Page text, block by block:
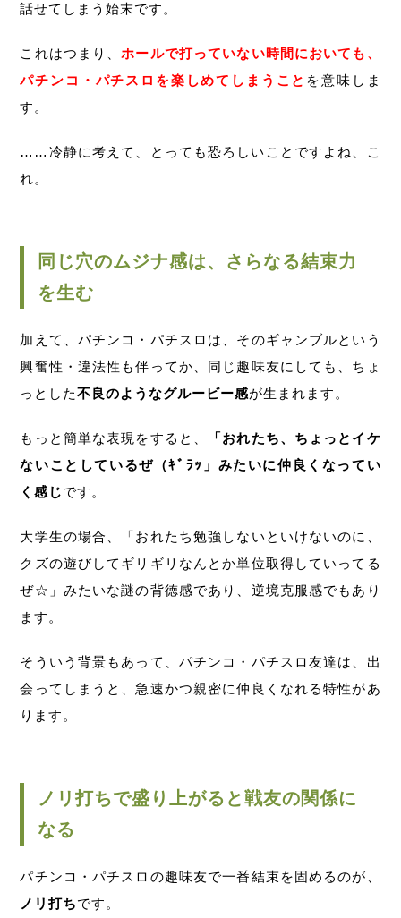
話せてしまう始末です。
これはつまり、ホールで打っていない時間においても、
パチンコ・パチスロを楽しめてしまうこと を意味しま
す。
……冷静に考えて、とっても恐ろしいことですよね、こ
れ。
同じ穴のムジナ感は、さらなる結束力
を生む
加えて、パチンコ・パチスロは、そのギャンブルという
興奮性・違法性も伴ってか、同じ趣味友にしても、ちょ
っとした不良のようなグルービー感が生まれます。
もっと簡単な表現をすると、
「おれたち、ちょっとイケ
ないことしているぜ（ｷﾞﾗｯ」みたいに仲良くなってい
く感じです。
大学生の場合、「おれたち勉強しないといけないのに、
クズの遊びしてギリギリなんとか単位取得していってる
ぜ☆」みたいな謎の背徳感であり、逆境克服感でもあり
ます。
そういう背景もあって、パチンコ・パチスロ友達は、出
会ってしまうと、急速かつ親密に仲良くなれる特性があ
ります。
ノリ打ちで盛り上がると戦友の関係に
なる
パチンコ・パチスロの趣味友で一番結束を固めるのが、
ノリ打ちです。